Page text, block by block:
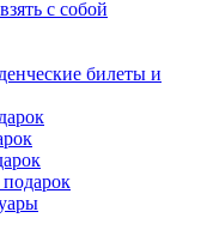
с собой
билеты и